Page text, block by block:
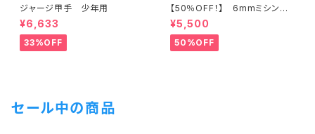
ジャージ甲手 少年用
¥6,633
33%OFF
【50％OFF！】 6mmミシン
刺 少年用甲手
¥5,500
50%OFF
セール中の商品